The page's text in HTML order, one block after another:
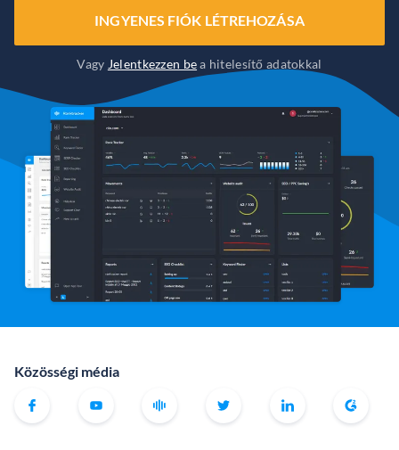
INGYENES FIÓK LÉTREHOZÁSA
Vagy Jelentkezzen bea hitelesítő adatokkal
Közösségi média